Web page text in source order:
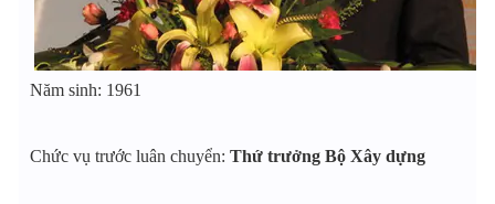
Năm sinh: 1961
Chức vụ trước luân chuyển: Thứ trưởng Bộ Xây dựng